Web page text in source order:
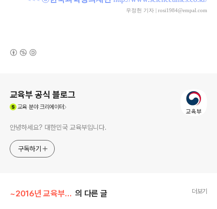
우정헌 기자 | rosi1984@empal.com
교육부 공식 블로그
교육분야 크리에이터
안녕하세요? 대한민국 교육부입니다.
구독하기
~2016년 교육부 이야기/신기한 과학세계 의 다른 글 더보기